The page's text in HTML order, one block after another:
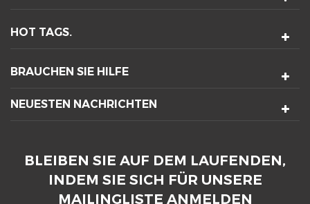
HOT TAGS.
BRAUCHEN SIE HILFE
NEUESTEN NACHRICHTEN
BLEIBEN SIE AUF DEM LAUFENDEN,
INDEM SIE SICH FÜR UNSERE
MAILINGLISTE ANMELDEN